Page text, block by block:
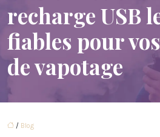
recharge USB
fiables pour
de vapotage
/ Blog